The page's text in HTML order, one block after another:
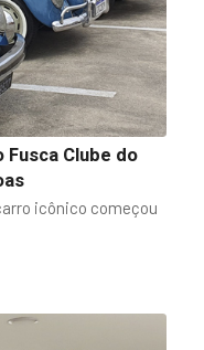
Clube do
icônico começou